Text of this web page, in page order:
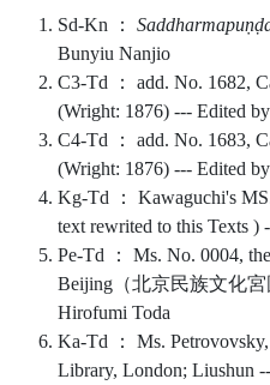
Sd-Kn ：
Bunyiu Nanjio
C3-Td ： add. No. 1682,
(Wright: 1876) --- Edited
C4-Td ： add. No. 1683,
(Wright: 1876) --- Edited
Kg-Td ： Kawaguchi's
text rewrited to this Texts
Pe-Td ： Ms. No. 0004,
Beijing（北京民族文化
Hirofumi Toda
Ka-Td ： Ms.
Library, London; Liushun